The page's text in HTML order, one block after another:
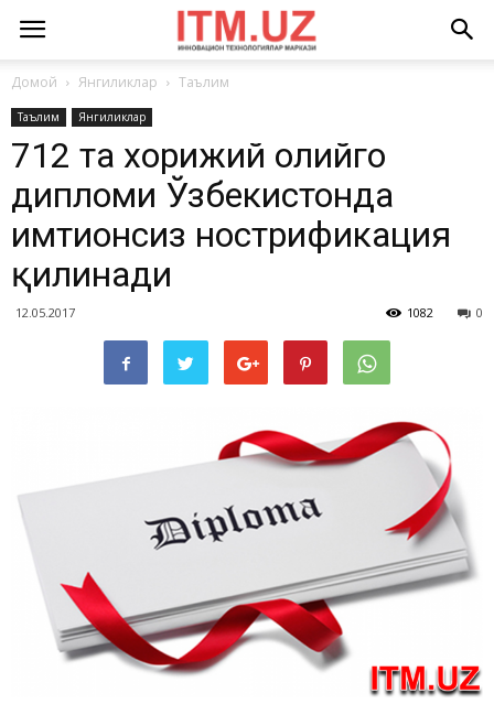
Домой Янгиликлар Таълим
Таълим Янгиликлар
712 та хорижий олийгоҳ
дипломи Ўзбекистонда
имтиҳонсиз нострификация
қилинади
12.05.2017 0
1082